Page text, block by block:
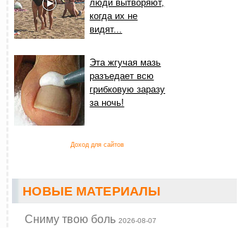
люди вытворяют,
когда их не
видят...
Эта жгучая мазь
разъедает всю
грибковую заразу
за ночь!
Доход для сайтов
НОВЫЕ МАТЕРИАЛЫ
Cниму твою боль2026-08-07